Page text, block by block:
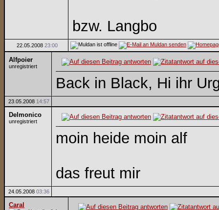
bzw. Langbo
22.05.2008 23:00
Alfpoier
unregistriert
Back in Black, Hi ihr
23.05.2008 14:57
Delmonico
unregistriert
moin heide moin alf
das freut mir
24.05.2008 03:36
Caral